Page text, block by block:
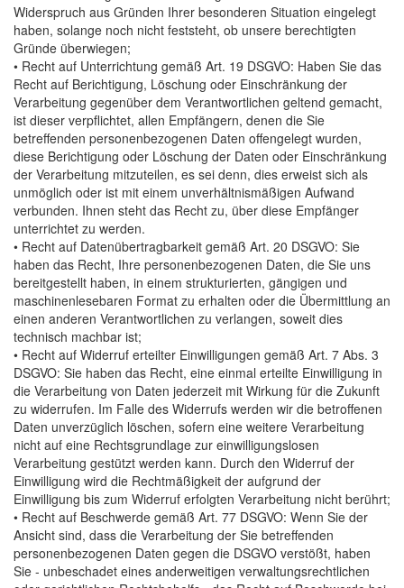
Widerspruch aus Gründen Ihrer besonderen Situation eingelegt
haben, solange noch nicht feststeht, ob unsere berechtigten
Gründe überwiegen;
• Recht auf Unterrichtung gemäß Art. 19 DSGVO: Haben Sie das
Recht auf Berichtigung, Löschung oder Einschränkung der
Verarbeitung gegenüber dem Verantwortlichen geltend gemacht,
ist dieser verpflichtet, allen Empfängern, denen die Sie
betreffenden personenbezogenen Daten offengelegt wurden,
diese Berichtigung oder Löschung der Daten oder Einschränkung
der Verarbeitung mitzuteilen, es sei denn, dies erweist sich als
unmöglich oder ist mit einem unverhältnismäßigen Aufwand
verbunden. Ihnen steht das Recht zu, über diese Empfänger
unterrichtet zu werden.
• Recht auf Datenübertragbarkeit gemäß Art. 20 DSGVO: Sie
haben das Recht, Ihre personenbezogenen Daten, die Sie uns
bereitgestellt haben, in einem strukturierten, gängigen und
maschinenlesebaren Format zu erhalten oder die Übermittlung an
einen anderen Verantwortlichen zu verlangen, soweit dies
technisch machbar ist;
• Recht auf Widerruf erteilter Einwilligungen gemäß Art. 7 Abs. 3
DSGVO: Sie haben das Recht, eine einmal erteilte Einwilligung in
die Verarbeitung von Daten jederzeit mit Wirkung für die Zukunft
zu widerrufen. Im Falle des Widerrufs werden wir die betroffenen
Daten unverzüglich löschen, sofern eine weitere Verarbeitung
nicht auf eine Rechtsgrundlage zur einwilligungslosen
Verarbeitung gestützt werden kann. Durch den Widerruf der
Einwilligung wird die Rechtmäßigkeit der aufgrund der
Einwilligung bis zum Widerruf erfolgten Verarbeitung nicht berührt;
• Recht auf Beschwerde gemäß Art. 77 DSGVO: Wenn Sie der
Ansicht sind, dass die Verarbeitung der Sie betreffenden
personenbezogenen Daten gegen die DSGVO verstößt, haben
Sie - unbeschadet eines anderweitigen verwaltungsrechtlichen